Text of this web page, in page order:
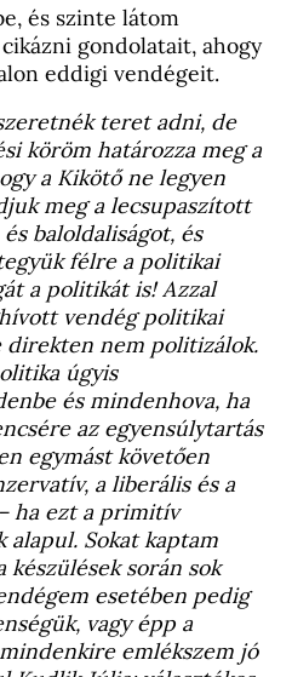
és szinte látom
gondolatait, ahogy
eddigi vendégeit.
teret adni, de
köröm határozza meg a
a Kikötő ne legyen
meg a lecsupaszított
baloldaliságot, és
félre a politikai
a politikát is! Azzal
vendég politikai
nem politizálok.
úgyis
és mindenhova, ha
az egyensúlytartás
egymást követően
a liberális és a
ha ezt a primitív
alapul. Sokat kaptam
készülések során sok
esetében pedig
vagy épp a
emlékszem jó